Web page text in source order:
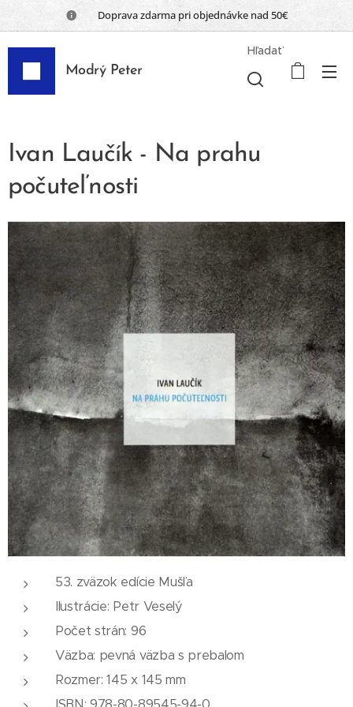
📦 Doprava zdarma pri objednávke nad 50€
Modrý Peter
Hľadať
Ivan Laučík - Na prahu
počuteľnosti
53. zväzok edície Mušľa
Ilustrácie: Petr Veselý
Počet strán: 96
Väzba: pevná väzba s prebalom
Rozmer: 145 x 145 mm